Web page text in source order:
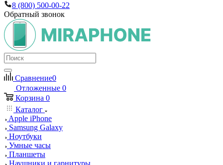
8 (800) 500-00-22
Обратный звонок
Сравнение0
Отложенные 0
Корзина 0
Каталог
Apple iPhone
Samsung Galaxy
Ноутбуки
Умные часы
Планшеты
Наушники и гарнитуры